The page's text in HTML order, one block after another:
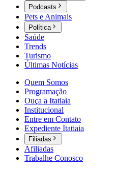
Podcasts
Pets e Animais
Política
Saúde
Trends
Turismo
Últimas Notícias
Quem Somos
Programação
Ouça a Itatiaia
Institucional
Entre em Contato
Expediente Itatiaia
Filiadas
Afiliadas
Trabalhe Conosco